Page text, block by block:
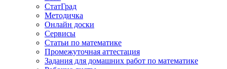
СтатГрад
Методичка
Онлайн доски
Сервисы
Статьи по математике
Промежуточная аттестация
Задания для домашних работ по математике